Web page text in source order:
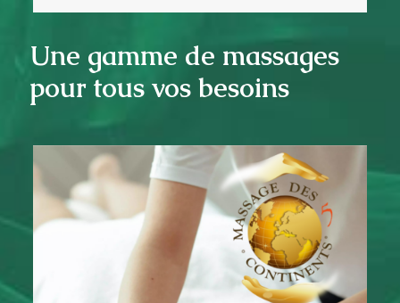
Une gamme de massages
pour tous vos besoins